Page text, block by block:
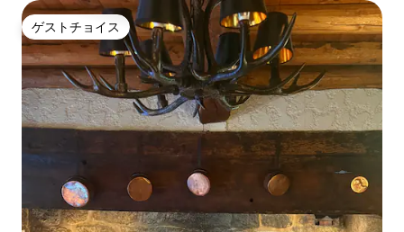
ゲストチョイス
ゲストチョイス